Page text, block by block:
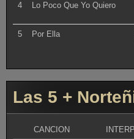
4 Lo Poco Que Yo Quiero
5 Por Ella
Las 5 +
CANCION